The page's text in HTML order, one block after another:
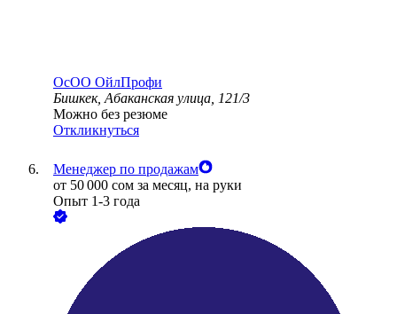
ОсОО ОйлПрофи
Бишкек, Абаканская улица, 121/3
Можно без резюме
Откликнуться
Менеджер по продажам
от 50 000 сом за месяц, на руки
Опыт 1-3 года